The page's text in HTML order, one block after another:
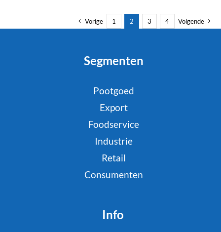
Vorige 1 2 3 4 Volgende
Segmenten
Pootgoed
Export
Foodservice
Industrie
Retail
Consumenten
Info